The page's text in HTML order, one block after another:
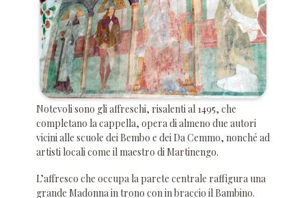
Notevoli sono gli affreschi, risalenti al 1495, che
completano la cappella, opera di almeno due autori
vicini alle scuole dei Bembo e dei Da Cemmo, nonché ad
artisti locali come il maestro di Martinengo.
L’affresco che occupa la parete centrale raffigura una
grande Madonna in trono con in braccio il Bambino.